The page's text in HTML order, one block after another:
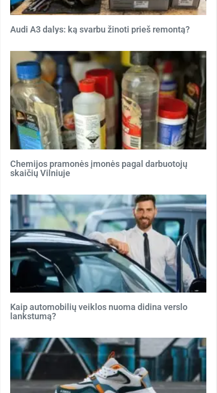
Audi A3 dalys: ką svarbu žinoti prieš remontą?
Chemijos pramonės įmonės pagal darbuotojų
skaičių Vilniuje
Kaip automobilių veiklos nuoma didina verslo
lankstumą?